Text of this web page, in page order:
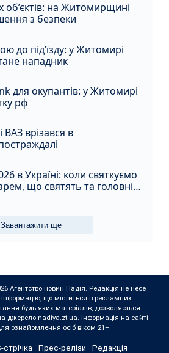
об’єктів: на Житомирщині
з безпеки
до під’їзду: у Житомирі
нападник
для окупантів: у Житомирі
рф
врізався в
в Україні: коли святкуємо
що святять та головні
Завантажити ще
Агентство новин Надія. Редакція не несе
інформацію, що міститься в рекламних
будь-яких матеріалів, дозволяється
джерело nadiya.zt.ua. Інформація на сайті
ознайомлення осіб віком 21+.
стрічка Прес-релізи
Редакція